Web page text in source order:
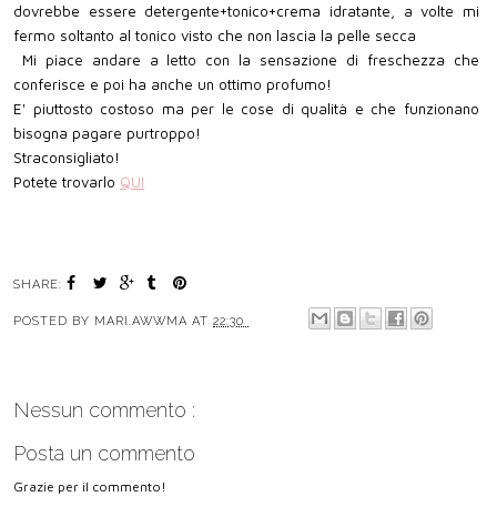
dovrebbe essere detergente+tonico+crema idratante, a volte mi
fermo soltanto al tonico visto che non lascia la pelle secca
Mi piace andare a letto con la sensazione di freschezza che
conferisce e poi ha anche un ottimo profumo!
E' piuttosto costoso ma per le cose di qualità e che funzionano
bisogna pagare purtroppo!
Straconsigliato!
Potete trovarlo QUI
SHARE:
POSTED BY MARI.AWWMA AT 22:30
Nessun commento :
Posta un commento
Grazie per il commento!